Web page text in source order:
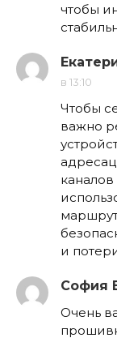
чтобы
в 13:10
Чтобы
важно
и
София
Очень